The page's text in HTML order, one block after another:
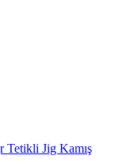
Tetikli Jig Kamış